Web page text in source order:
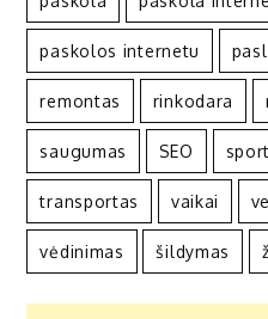
paskolos internetu
remontas rinkodara
saugumas SEO
transportas vaikai
vėdinimas šildymas